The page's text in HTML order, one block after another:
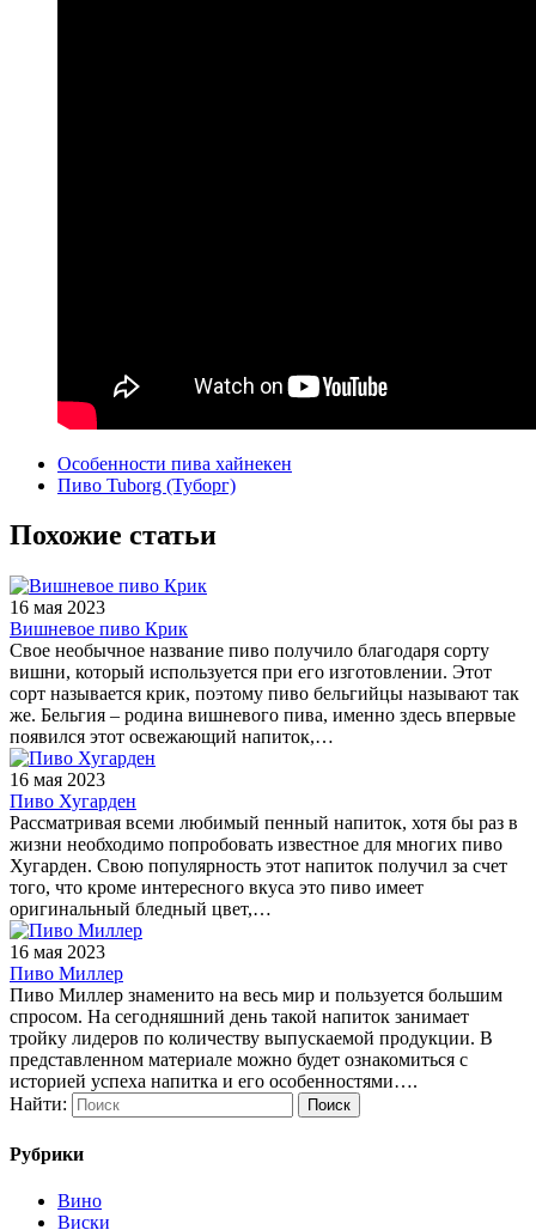
Особенности пива хайнекен
Пиво Tuborg (Туборг)
Похожие статьи
16 мая 2023
Вишневое пиво Крик
Свое необычное название пиво получило благодаря сорту
вишни, который используется при его изготовлении. Этот
сорт называется крик, поэтому пиво бельгийцы называют так
же. Бельгия – родина вишневого пива, именно здесь впервые
появился этот освежающий напиток,…
16 мая 2023
Пиво Хугарден
Рассматривая всеми любимый пенный напиток, хотя бы раз в
жизни необходимо попробовать известное для многих пиво
Хугарден. Свою популярность этот напиток получил за счет
того, что кроме интересного вкуса это пиво имеет
оригинальный бледный цвет,…
16 мая 2023
Пиво Миллер
Пиво Миллер знаменито на весь мир и пользуется большим
спросом. На сегодняшний день такой напиток занимает
тройку лидеров по количеству выпускаемой продукции. В
представленном материале можно будет ознакомиться с
историей успеха напитка и его особенностями….
Найти:
Рубрики
Вино
Виски